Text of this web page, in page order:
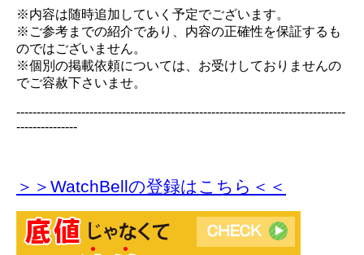
※内容は随時追加していく予定でございます。
※ご参考までの紹介であり、内容の正確性を保証するも
のではございません。
※個別の掲載依頼については、お受けしておりませんの
でご容赦下さいませ。
---------------------------------------------------------------------------------
---------------
＞＞WatchBellの登録はこちら＜＜